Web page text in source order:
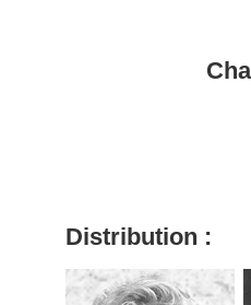
Distribution :